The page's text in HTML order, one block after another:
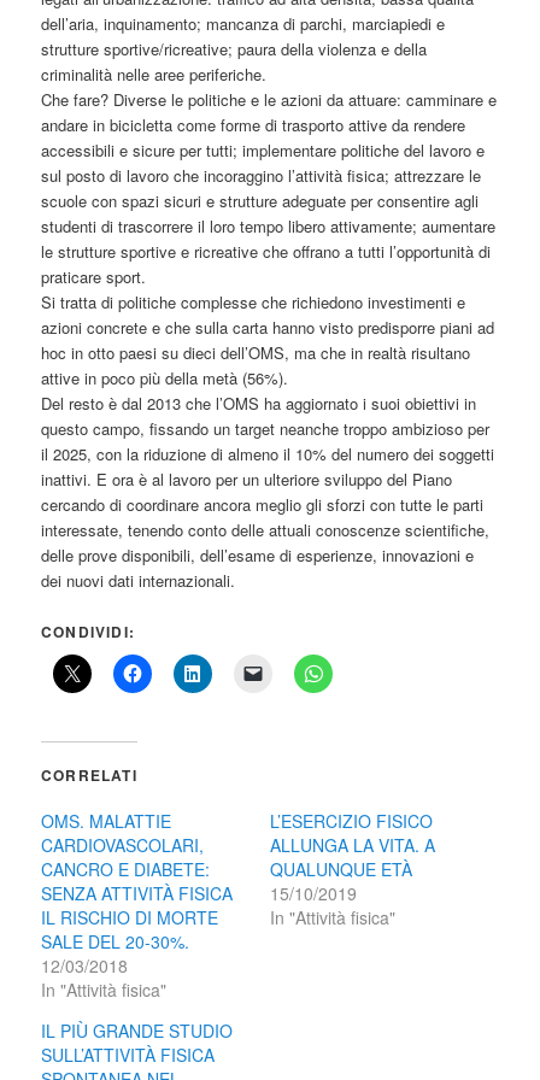
dell’aria, inquinamento; mancanza di parchi, marciapiedi e
strutture sportive/ricreative; paura della violenza e della
criminalità nelle aree periferiche.
Che fare? Diverse le politiche e le azioni da attuare: camminare e
andare in bicicletta come forme di trasporto attive da rendere
accessibili e sicure per tutti; implementare politiche del lavoro e
sul posto di lavoro che incoraggino l’attività fisica; attrezzare le
scuole con spazi sicuri e strutture adeguate per consentire agli
studenti di trascorrere il loro tempo libero attivamente; aumentare
le strutture sportive e ricreative che offrano a tutti l’opportunità di
praticare sport.
Si tratta di politiche complesse che richiedono investimenti e
azioni concrete e che sulla carta hanno visto predisporre piani ad
hoc in otto paesi su dieci dell’OMS, ma che in realtà risultano
attive in poco più della metà (56%).
Del resto è dal 2013 che l’OMS ha aggiornato i suoi obiettivi in
questo campo, fissando un target neanche troppo ambizioso per
il 2025, con la riduzione di almeno il 10% del numero dei soggetti
inattivi. E ora è al lavoro per un ulteriore sviluppo del Piano
cercando di coordinare ancora meglio gli sforzi con tutte le parti
interessate, tenendo conto delle attuali conoscenze scientifiche,
delle prove disponibili, dell’esame di esperienze, innovazioni e
dei nuovi dati internazionali.
CONDIVIDI:
CORRELATI
OMS. MALATTIE
CARDIOVASCOLARI,
CANCRO E DIABETE:
SENZA ATTIVITÀ FISICA
IL RISCHIO DI MORTE
SALE DEL 20-30%.
12/03/2018
In "Attività fisica"
L’ESERCIZIO FISICO
ALLUNGA LA VITA. A
QUALUNQUE ETÀ
15/10/2019
In "Attività fisica"
IL PIÙ GRANDE STUDIO
SULL’ATTIVITÀ FISICA